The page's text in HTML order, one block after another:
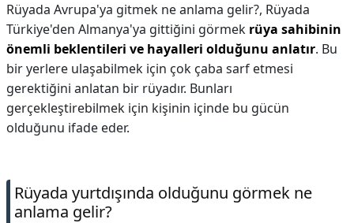
Rüyada Avrupa'ya gitmek ne anlama gelir?, Rüyada
Türkiye'den Almanya'ya gittiğini görmek rüya sahibinin
önemli beklentileri ve hayalleri olduğunu anlatır. Bu
bir yerlere ulaşabilmek için çok çaba sarf etmesi
gerektiğini anlatan bir rüyadır. Bunları
gerçekleştirebilmek için kişinin içinde bu gücün
olduğunu ifade eder.
Rüyada yurtdışında olduğunu görmek ne
anlama gelir?